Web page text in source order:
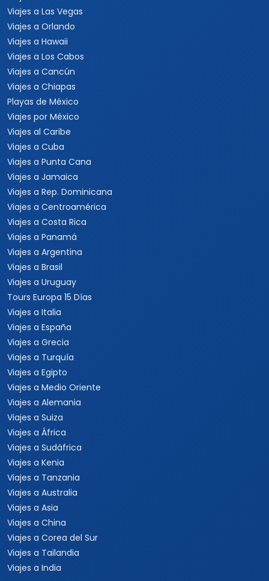
Viajes a Las Vegas
Viajes a Orlando
Viajes a Hawaii
Viajes a Los Cabos
Viajes a Cancún
Viajes a Chiapas
Playas de México
Viajes por México
Viajes al Caribe
Viajes a Cuba
Viajes a Punta Cana
Viajes a Jamaica
Viajes a Rep. Dominicana
Viajes a Centroamérica
Viajes a Costa Rica
Viajes a Panamá
Viajes a Argentina
Viajes a Brasil
Viajes a Uruguay
Tours Europa 15 Días
Viajes a Italia
Viajes a España
Viajes a Grecia
Viajes a Turquía
Viajes a Egipto
Viajes a Medio Oriente
Viajes a Alemania
Viajes a Suiza
Viajes a África
Viajes a Sudáfrica
Viajes a Kenia
Viajes a Tanzania
Viajes a Australia
Viajes a Asia
Viajes a China
Viajes a Corea del Sur
Viajes a Tailandia
Viajes a India